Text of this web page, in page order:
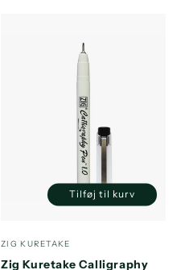
Forhandler:
ZIG KURETAKE
Zig Kuretake Calligraphy
Reducer
Default
Øg
Tilføj til kurv